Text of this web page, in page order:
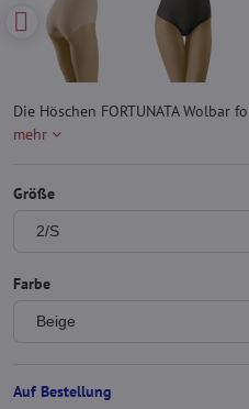
Die Höschen FORTUNATA Wolbar
mehr
Größe
Farbe
Auf Bestellung